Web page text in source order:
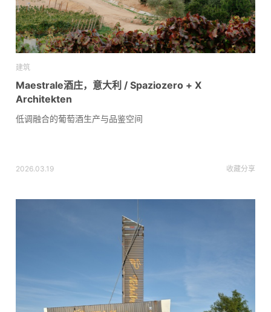
建筑
Maestrale酒庄，意大利 / Spaziozero + X
Architekten
低调融合的葡萄酒生产与品鉴空间
2026.03.19 收藏分享